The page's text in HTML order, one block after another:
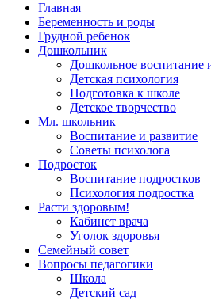
Главная
Беременность и роды
Грудной ребенок
Дошкольник
Дошкольное воспитание
Детская психология
Подготовка к школе
Детское творчество
Мл. школьник
Воспитание и развитие
Советы психолога
Подросток
Воспитание подростков
Психология подростка
Расти здоровым!
Кабинет врача
Уголок здоровья
Семейный совет
Вопросы педагогики
Школа
Детский сад